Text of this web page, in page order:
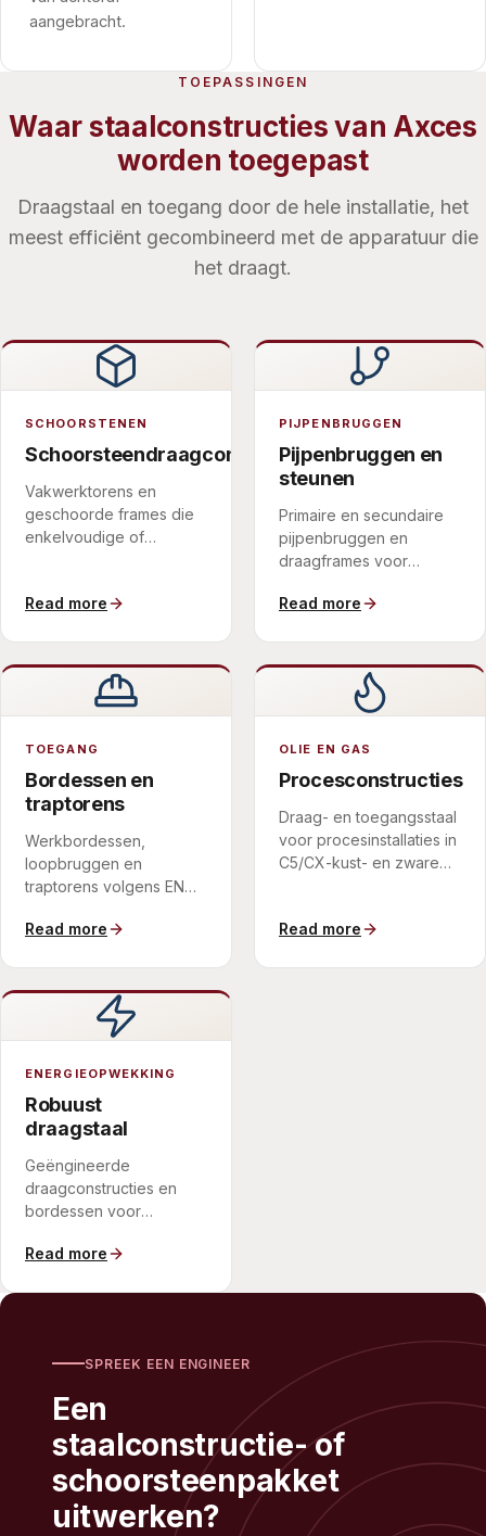
aangebracht.
TOEPASSINGEN
Waar staalconstructies van Axces
worden toegepast
Draagstaal en toegang door de hele installatie, het
meest efficiënt gecombineerd met de apparatuur die
het draagt.
SCHOORSTENEN
Schoorsteendraagconstructies
Vakwerktorens en
geschoorde frames die
enkelvoudige of
schoorsteen zelf
één
verantwoordelijkheid te
behouden.
Read more
PIJPENBRUGGEN
Pijpenbruggen en
steunen
Primaire en secundaire
pijpenbruggen en
draagframes voor
op de belastingpaden en
Read more
TOEGANG
Bordessen en
traptorens
Werkbordessen,
loopbruggen en
traptorens volgens EN
onderhoudbare toegang
Read more
OLIE EN GAS
Procesconstructies
Draag- en toegangsstaal
voor procesinstallaties in
C5/CX-kust- en zware
duurzaamheid.
Read more
ENERGIEOPWEKKING
Robuust
draagstaal
Geëngineerde
draagconstructies en
bordessen voor
energiecentrale-
Read more
SPREEK EEN ENGINEER
Een
staalconstructie- of
schoorsteenpakket
uitwerken?